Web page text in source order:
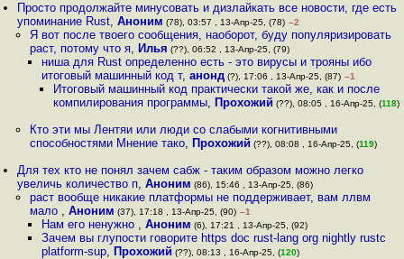
Просто продолжайте минусовать и дизлайкать все новости, где есть
упоминание Rust,Аноним (78), 03:57 , 13-Апр-25, (78) –2
Я вот после твоего сообщения, наоборот, буду популяризировать
раст, потому что я, Илья (??), 06:52 , 13-Апр-25, (79)
ниша для Rust определенно есть - это вирусы и трояны ибо
итоговый машинный код т, анонд(?), 17:06 , 13-Апр-25, (87) –1
Итоговый машинный код практически такой же, как и после
компилирования программы, Прохожий (??), 08:05 , 16-Апр-25, (118)
Кто эти мы Лентяи или люди со слабыми когнитивными
способностями Мнение тако, Прохожий (??), 08:08 , 16-Апр-25, (119)
Для тех кто не понял зачем сабж - таким образом можно легко
увеличь количество п,Аноним (86), 15:46 , 13-Апр-25, (86)
раст вообще никакие платформы не поддерживает, вам ллвм
мало , Аноним (37), 17:18 , 13-Апр-25, (90) –1
Нам его ненужно , Аноним (6), 17:21 , 13-Апр-25, (92)
Зачем вы глупости говорите https doc rust-lang org nightly rustc
platform-sup, Прохожий (??), 08:13 , 16-Апр-25, (120)